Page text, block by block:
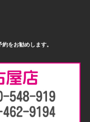
をお勧めします。